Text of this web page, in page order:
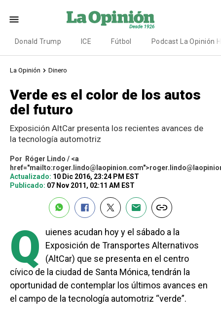
Donald Trump ICE Fútbol Podcast La Opinión
La Opinión Dinero
Verde es el color de los autos
del futuro
Exposición AltCar presenta los recientes avances de
la tecnología automotriz
Por
Róger Lindo / <a
Actualizado: 10 Dic 2016, 23:24 PM EST
Publicado: 07 Nov 2011, 02:11 AM EST
Q
uienes acudan hoy y el sábado a la
Exposición de Transportes Alternativos
(AltCar) que se presenta en el centro
cívico de la ciudad de Santa Mónica, tendrán la
oportunidad de contemplar los últimos avances en
el campo de la tecnología automotriz “verde”.